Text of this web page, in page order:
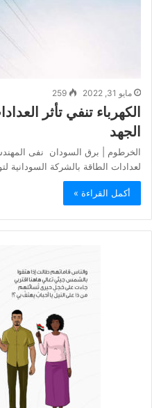
مايو 31, 2022 259
الكهرباء تنفي تأثر
الجهد
الخرطوم | برق السودان نفى
لعدادات الطاقة بالشركة السودانية
أكمل القراءة »